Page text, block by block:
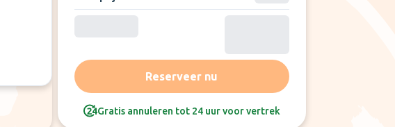
Reserveer nu
Gratis annuleren tot 24 uur voor vertrek